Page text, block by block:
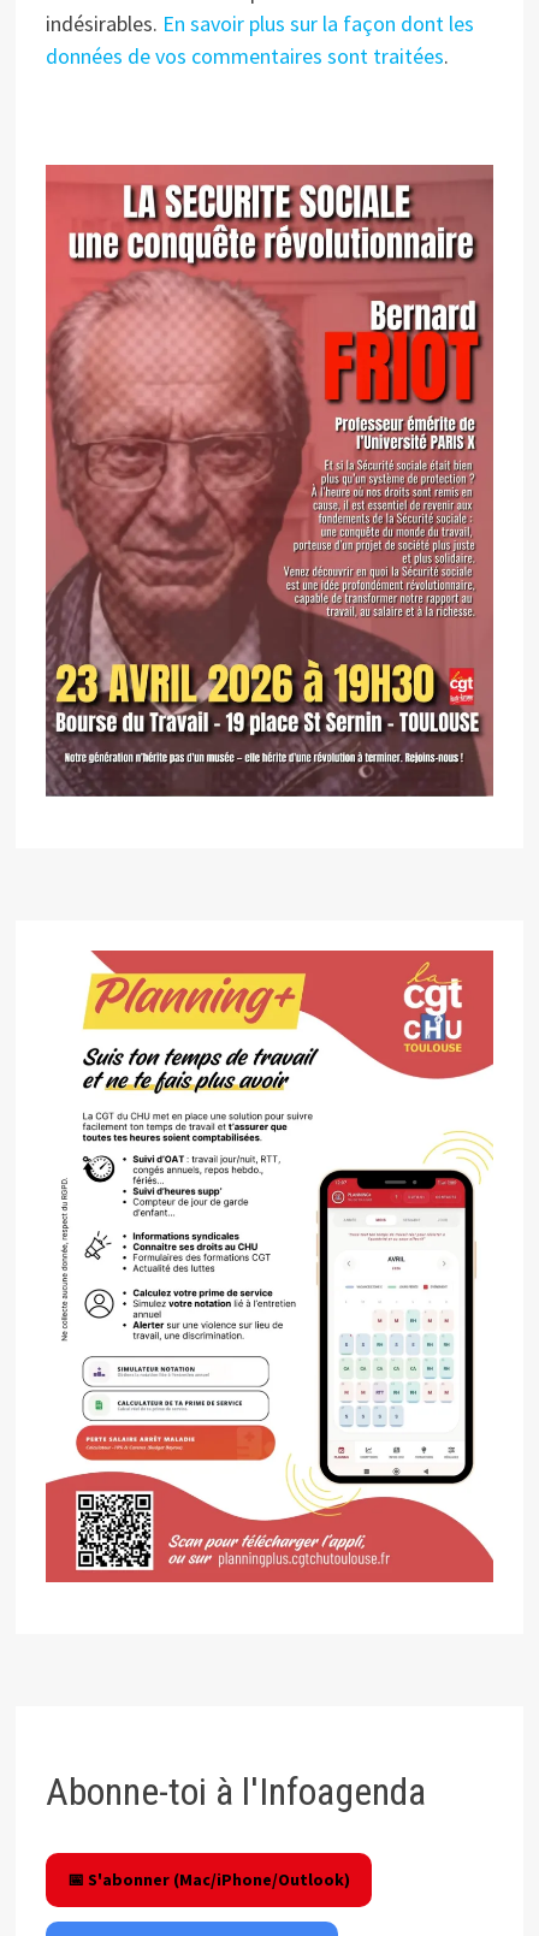
indésirables. En savoir plus sur la façon dont les
données de vos commentaires sont traitées.
Abonne-toi à l'Infoagenda
📅 S'abonner (Mac/iPhone/Outlook)